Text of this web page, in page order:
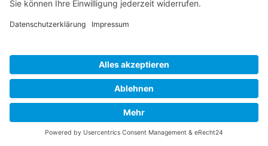
Cookie-Einstellungen
Copyright 2026. All Rights Reserved.
Impressum Datenschutz